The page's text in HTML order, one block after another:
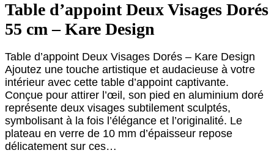
Table d’appoint Deux Visages Dorés
55 cm – Kare Design
Table d’appoint Deux Visages Dorés – Kare Design
Ajoutez une touche artistique et audacieuse à votre
intérieur avec cette table d’appoint captivante.
Conçue pour attirer l’œil, son pied en aluminium doré
représente deux visages subtilement sculptés,
symbolisant à la fois l’élégance et l’originalité. Le
plateau en verre de 10 mm d’épaisseur repose
délicatement sur ces…